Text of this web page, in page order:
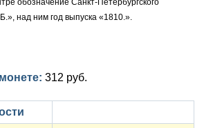
обозначение Санкт-Петербургского
над ним год выпуска «1810.».
312 руб.